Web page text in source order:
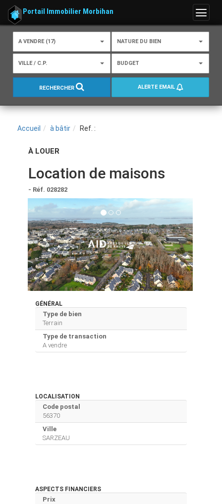
Menu
Portail Immobilier Morbihan
A VENDRE (17) NATURE DU BIEN
VILLE / C.P. BUDGET
RECHERCHER ALERTE EMAIL
Accueil à bâtir Ref. :
À LOUER
Location de maisons
- Réf. 028282
GÉNÉRAL
Type de bien
Terrain
Type de transaction
A vendre
LOCALISATION
Code postal
56370
Ville
SARZEAU
ASPECTS FINANCIERS
Prix